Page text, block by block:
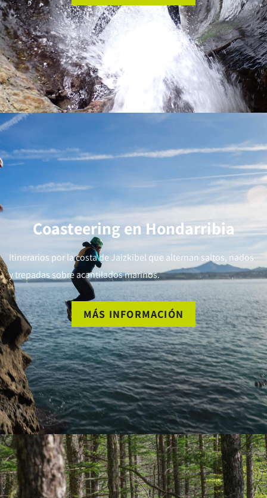
Coasteering en Hondarribia
Itinerarios por la costa de Jaizkibel que alternan saltos, nados
y trepadas sobre acantilados marinos.
MÁS INFORMACIÓN